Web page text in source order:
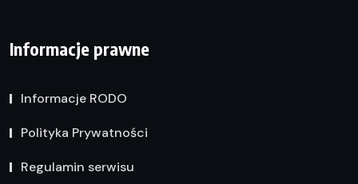
Informacje prawne
Informacje RODO
Polityka Prywatności
Regulamin serwisu